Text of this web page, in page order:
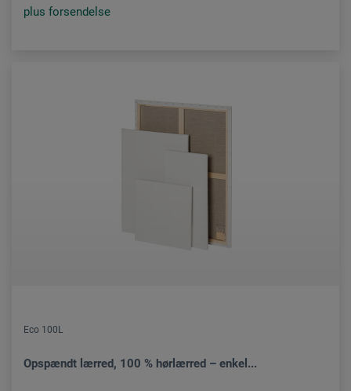
plus forsendelse
Eco 100L
Opspændt lærred, 100 % hørlærred – enkel...